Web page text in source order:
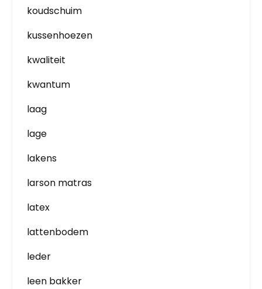
koudschuim
kussenhoezen
kwaliteit
kwantum
laag
lage
lakens
larson matras
latex
lattenbodem
leder
leen bakker